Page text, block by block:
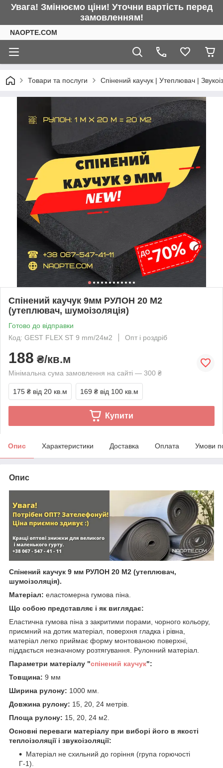
Увага! Змінюємо ціни! Уточни вартість перед
замовленням!
NAOPTE.COM
Товари та послуги Спінений каучук | Утеплювач |
Спінений каучук 9мм РУЛОН 20 М2
(утеплювач, шумоізоляція)
Готово до відправки
Код: GEST FLEX ST 9 mm/24м2
Опт і роздріб
188 ₴/кв.м
Мінімальна сума замовлення на сайті — 300 ₴
175 ₴ від 20 кв.м 169 ₴ від 100 кв.м
Купити
Опис Характеристики Доставка Оплата Умови
Опис
Спінений каучук 9 мм РУЛОН 20 М2 (утеплювач,
шумоізоляція).
Матеріал: еластомерна гумова піна.
Що собою представляє і як виглядає:
Еластична гумова піна з закритими порами, чорного кольору,
приємний на дотик матеріал, поверхня гладка і рівна,
матеріал легко приймає форму монтованою поверхні,
піддається незначному розтягування. Рулонний матеріал.
Параметри матеріалу "спінений каучук":
Товщина: 9 мм
Ширина рулону: 1000 мм.
Довжина рулону: 15, 20, 24 метрів.
Площа рулону: 15, 20, 24 м2.
Основні переваги матеріалу при виборі його в якості
теплоізоляції і звукоізоляції:
Матеріал не схильний до горіння (група горючості
Г-1).